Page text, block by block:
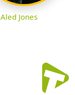
Aled Jones